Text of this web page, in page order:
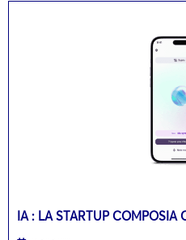
IA : LA STARTUP COMPOSIA